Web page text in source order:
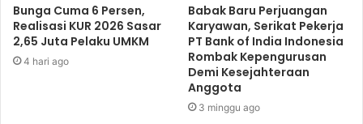
Bunga Cuma 6 Persen,
Realisasi KUR 2026 Sasar
2,65 Juta Pelaku UMKM
4 hari ago
Babak Baru Perjuangan
Karyawan, Serikat Pekerja
PT Bank of India Indonesia
Rombak Kepengurusan
Demi Kesejahteraan
Anggota
3 minggu ago